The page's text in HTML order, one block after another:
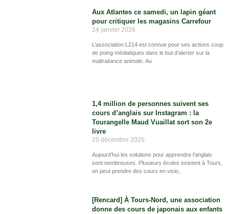
Aux Atlantes ce samedi, un lapin géant
pour critiquer les magasins Carrefour
24 janvier 2026
L’association L214 est connue pour ses actions coup
de poing médiatiques dans le but d’alerter sur la
maltraitance animale. Au
1,4 million de personnes suivent ses
cours d’anglais sur Instagram : la
Tourangelle Maud Vuaillat sort son 2e
livre
25 décembre 2025
Aujourd’hui les solutions pour apprendre l’anglais
sont nombreuses. Plusieurs écoles existent à Tours,
on peut prendre des cours en visio,
[Rencard] À Tours-Nord, une association
donne des cours de japonais aux enfants